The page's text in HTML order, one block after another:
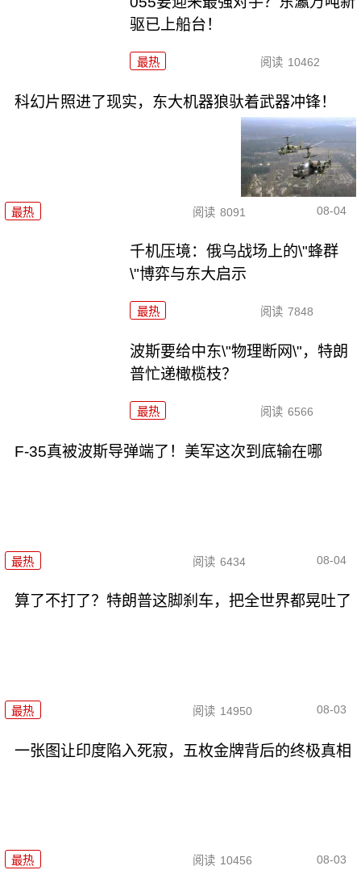
驱已上船台！
最热 阅读 10462
科幻片照进了现实，东大机器狼驮着武器冲锋！
最热 阅读 8091 08-04
千机压境：俄乌战场上的\"蜂群
\"博弈与东大启示
最热 阅读 7848
波斯要给中东\"物理断网\"，特朗
普忙递橄榄枝？
最热 阅读 6566
F-35真被波斯导弹端了！美军这次到底输在哪
最热 阅读 6434 08-04
算了不打了？特朗普这脚刹车，把全世界都晃吐了
最热 阅读 14950 08-03
一张图让印度陷入死寂，五枚金牌背后的终极真相
最热 阅读 10456 08-03